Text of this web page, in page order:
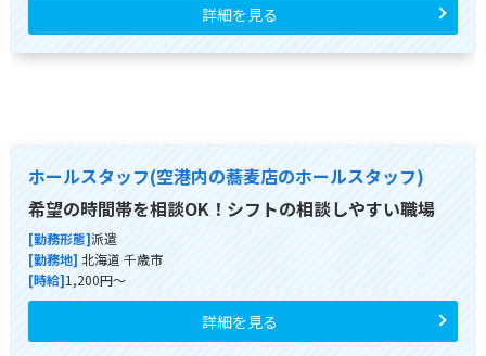
詳細を見る
ホールスタッフ(空港内の蕎麦店のホールスタッフ)
希望の時間帯を相談OK！シフトの相談しやすい職場
[勤務形態]派遣
[勤務地] 北海道 千歳市
[時給]1,200円～
詳細を見る